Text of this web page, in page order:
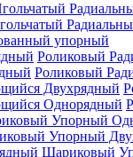
упорный
Роликовый
Роликовый
Упорный
Упорный
Шариковый